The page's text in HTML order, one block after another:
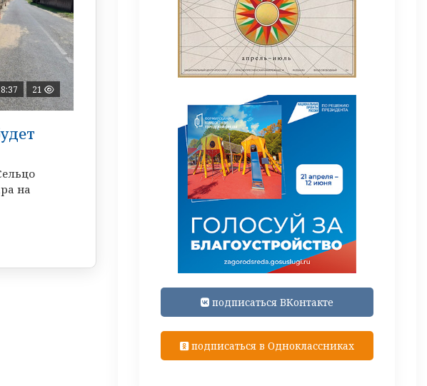
21
на
подписаться ВКонтакте
подписаться в Одноклассниках